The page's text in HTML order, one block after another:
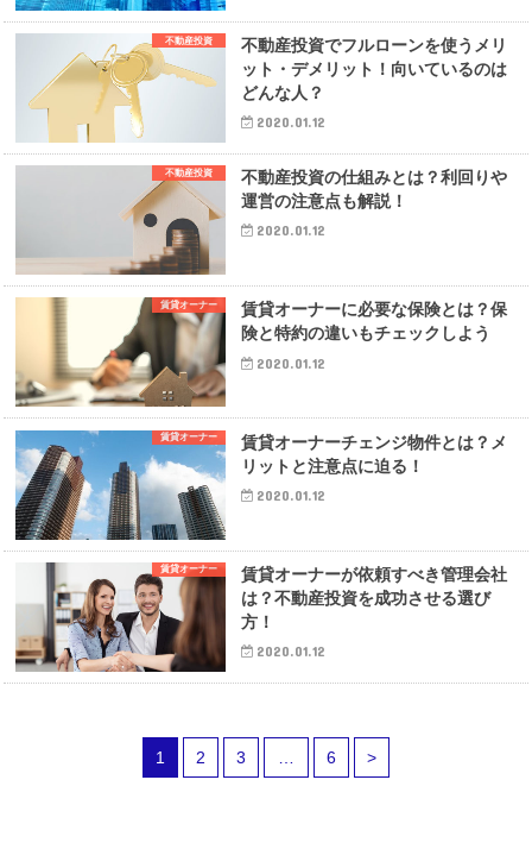
不動産投資
不動産投資でフルローンを使うメリ
ット・デメリット！向いているのは
どんな人？
2020.01.12
不動産投資
不動産投資の仕組みとは？利回りや
運営の注意点も解説！
2020.01.12
賃貸オーナー
賃貸オーナーに必要な保険とは？保
険と特約の違いもチェックしよう
2020.01.12
賃貸オーナー
賃貸オーナーチェンジ物件とは？メ
リットと注意点に迫る！
2020.01.12
賃貸オーナー
賃貸オーナーが依頼すべき管理会社
は？不動産投資を成功させる選び
方！
2020.01.12
1 2 3 … 6 >